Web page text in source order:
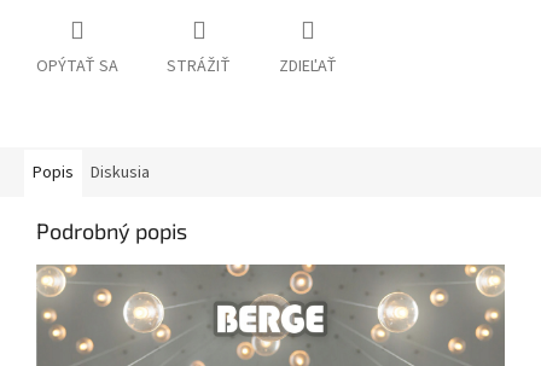
OPÝTAŤ SA STRÁŽIŤ ZDIEĽAŤ
Popis Diskusia
Podrobný popis